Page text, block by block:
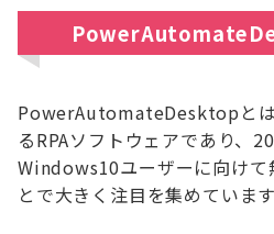
PowerAutomateDesktopと
るRPAソフトウェアであり、
Windows10ユーザーに向けて
とで大きく注目を集めています